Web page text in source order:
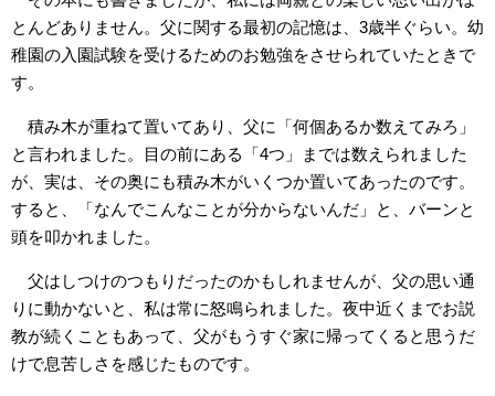
とんどありません。父に関する最初の記憶は、3歳半ぐらい。幼
稚園の入園試験を受けるためのお勉強をさせられていたときで
す。
積み木が重ねて置いてあり、父に「何個あるか数えてみろ」
と言われました。目の前にある「4つ」までは数えられました
が、実は、その奥にも積み木がいくつか置いてあったのです。
すると、「なんでこんなことが分からないんだ」と、バーンと
頭を叩かれました。
父はしつけのつもりだったのかもしれませんが、父の思い通
りに動かないと、私は常に怒鳴られました。夜中近くまでお説
教が続くこともあって、父がもうすぐ家に帰ってくると思うだ
けで息苦しさを感じたものです。